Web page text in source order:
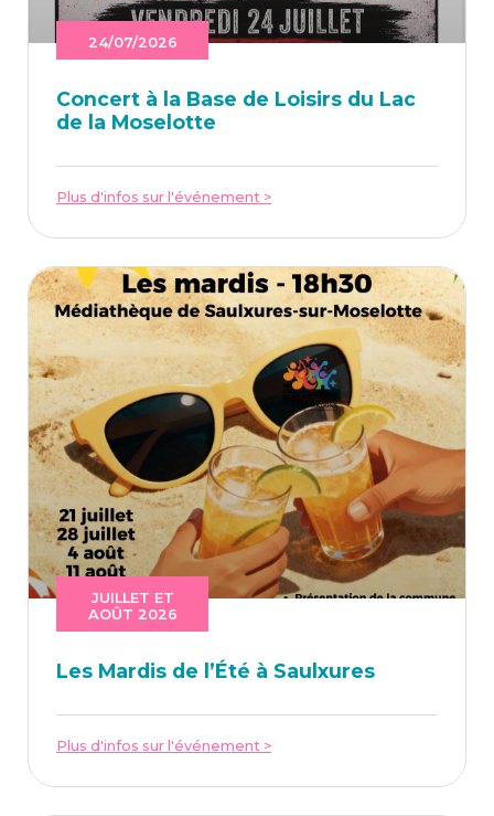
24/07/2026
Concert à la Base de Loi­sirs du Lac
de la Moselotte
Plus d'infos sur l'événement >
JUILLET ET
AOÛT 2026
Les Mar­dis de l’É­té à Saulxures
Plus d'infos sur l'événement >